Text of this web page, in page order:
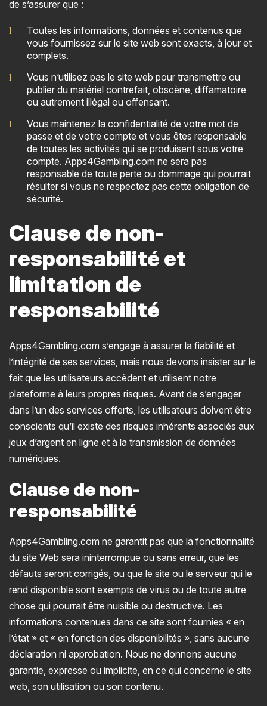
de s’assurer que :
Toutes les informations, données et contenus que
vous fournissez sur le site web sont exacts, à jour et
complets.
Vous n’utilisez pas le site web pour transmettre ou
publier du matériel contrefait, obscène, diffamatoire
ou autrement illégal ou offensant.
Vous maintenez la confidentialité de votre mot de
passe et de votre compte et vous êtes responsable
de toutes les activités qui se produisent sous votre
compte. Apps4Gambling.com ne sera pas
responsable de toute perte ou dommage qui pourrait
résulter si vous ne respectez pas cette obligation de
sécurité.
Clause de non-
responsabilité et
limitation de
responsabilité
Apps4Gambling.com s’engage à assurer la fiabilité et
l’intégrité de ses services, mais nous devons insister sur le
fait que les utilisateurs accèdent et utilisent notre
plateforme à leurs propres risques. Avant de s’engager
dans l’un des services offerts, les utilisateurs doivent être
conscients qu’il existe des risques inhérents associés aux
jeux d’argent en ligne et à la transmission de données
numériques.
Clause de non-
responsabilité
Apps4Gambling.com ne garantit pas que la fonctionnalité
du site Web sera ininterrompue ou sans erreur, que les
défauts seront corrigés, ou que le site ou le serveur qui le
rend disponible sont exempts de virus ou de toute autre
chose qui pourrait être nuisible ou destructive. Les
informations contenues dans ce site sont fournies « en
l’état » et « en fonction des disponibilités », sans aucune
déclaration ni approbation. Nous ne donnons aucune
garantie, expresse ou implicite, en ce qui concerne le site
web, son utilisation ou son contenu.